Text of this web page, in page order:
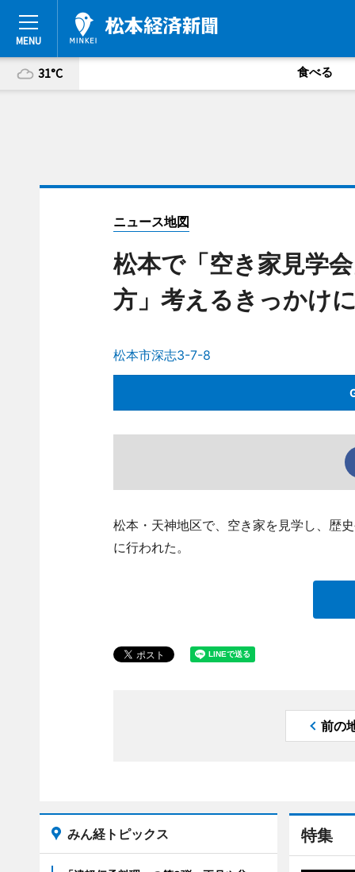
31°C 食べる
ニュース地図
松本で「空き家見学
方」考えるきっかけ
松本市深志3-7-8
松本・天神地区で、空き家を見学し、歴
に行われた。
前の
特集
みん経トピックス